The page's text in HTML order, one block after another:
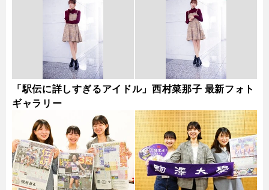
「駅伝に詳しすぎるアイドル」西村菜那子 最新フォト
ギャラリー